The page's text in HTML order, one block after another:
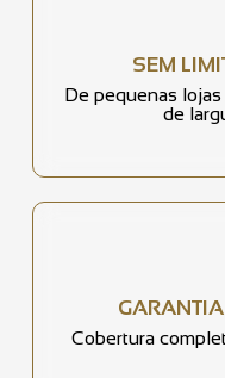
SEM
De pequenas lojas
de
Cobertura